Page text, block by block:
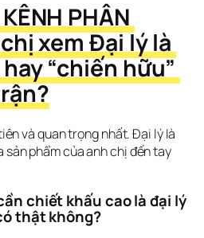
PHÂN
xem Đại lý là
“chiến hữu”
và quan trọng nhất. Đại lý là
sản phẩm của anh chị đến tay
chiết khấu cao là đại lý
thật không?